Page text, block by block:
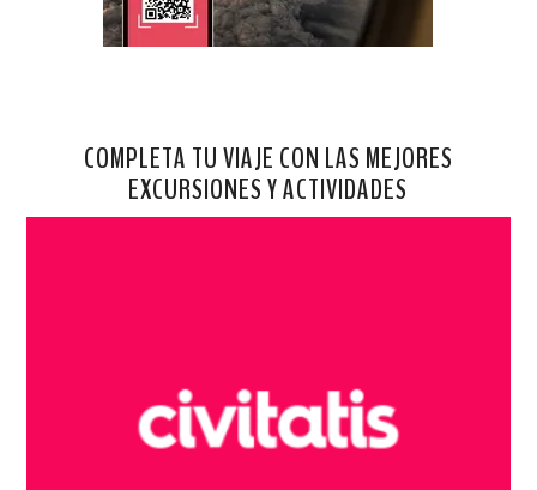
COMPLETA TU VIAJE CON LAS MEJORES
EXCURSIONES Y ACTIVIDADES